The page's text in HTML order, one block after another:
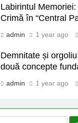
Labirintul
Crimă în “Central
admin 1 year ago
Demnitate și
două concepte
admin 1 year ago